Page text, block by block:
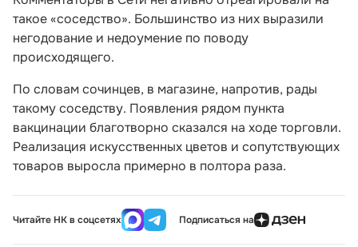
такое «соседство». Большинство из них выразили
негодование и недоумение по поводу
происходящего.
По словам сочинцев, в магазине, напротив, рады
такому соседству. Появления рядом пункта
вакцинации благотворно сказался на ходе торговли.
Реализация искусственных цветов и сопутствующих
товаров выросла примерно в полтора раза.
Читайте НК в соцсетях Подписаться на